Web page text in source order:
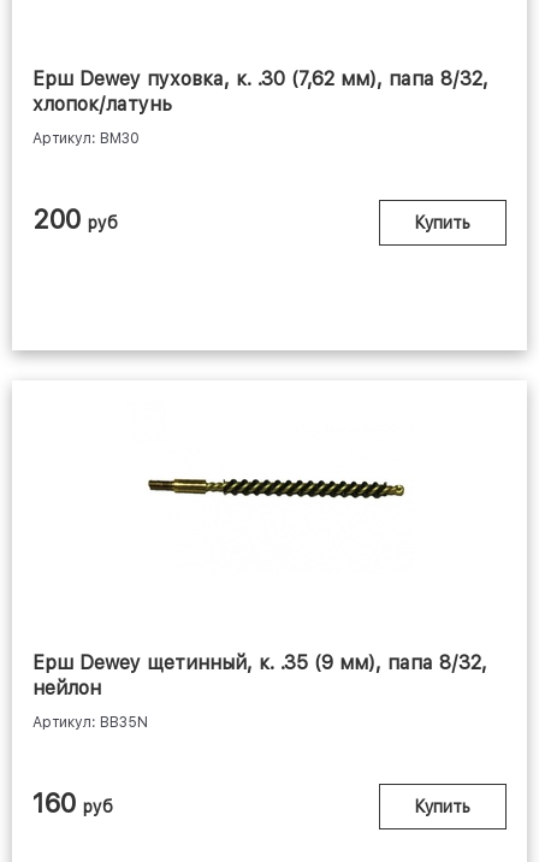
Ерш Dewey пуховка, к. .30 (7,62 мм), папа 8/32,
хлопок/латунь
Артикул: BM30
200 руб Купить
Ерш Dewey щетинный, к. .35 (9 мм), папа 8/32,
нейлон
Артикул: BB35N
160 руб Купить